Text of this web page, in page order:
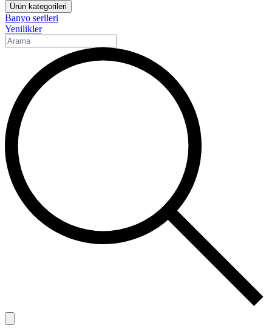
Ürün kategorileri
Banyo serileri
Yenilikler